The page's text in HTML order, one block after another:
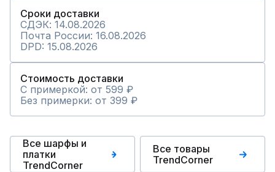
Сроки доставки
СДЭК: 14.08.2026
Почта России: 16.08.2026
DPD: 15.08.2026
Стоимость доставки
С примеркой: от 599 ₽
Без примерки: от 399 ₽
Все шарфы и
платки
TrendCorner
Все товары
TrendCorner